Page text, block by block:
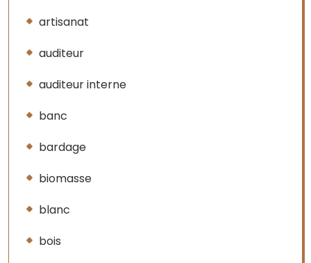
artisanat
auditeur
auditeur interne
banc
bardage
biomasse
blanc
bois